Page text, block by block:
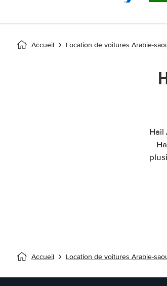
Accueil Location de voitures Arabie-
Hail
Accueil Location de voitures Arabie-